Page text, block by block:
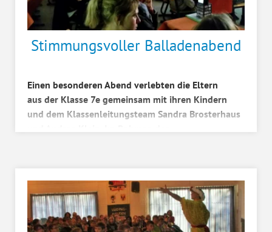
Stimmungsvoller Balladenabend
Einen besonderen Abend verlebten die Eltern
aus der Klasse 7e gemeinsam mit ihren Kindern
und dem Klassenleitungsteam Sandra Brosterhaus